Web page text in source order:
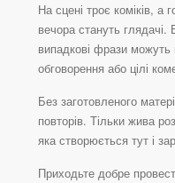
На сцені троє коміків,
вечора стануть глядачі.
випадкові фрази можуть
обговорення або цілі
Без заготовленого
повторів. Тільки жива
яка створюється тут і
Приходьте добре